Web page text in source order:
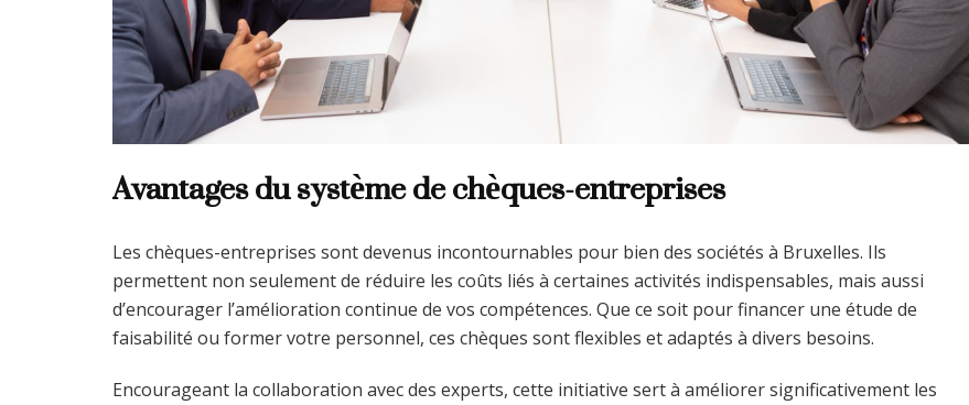
Avantages du système de chèques-entreprises
Les chèques-entreprises sont devenus incontournables pour bien des sociétés à Bruxelles. Ils
permettent non seulement de réduire les coûts liés à certaines activités indispensables, mais aussi
d’encourager l’amélioration continue de vos compétences. Que ce soit pour financer une étude de
faisabilité ou former votre personnel, ces chèques sont flexibles et adaptés à divers besoins.
Encourageant la collaboration avec des experts, cette initiative sert à améliorer significativement les